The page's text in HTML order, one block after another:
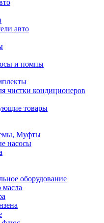
авто
и помпы
чистки кондиционеров
товары
Муфты
насосы
оборудование